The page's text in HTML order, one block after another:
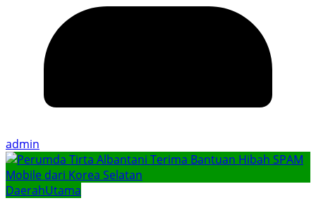
admin
DaerahUtama